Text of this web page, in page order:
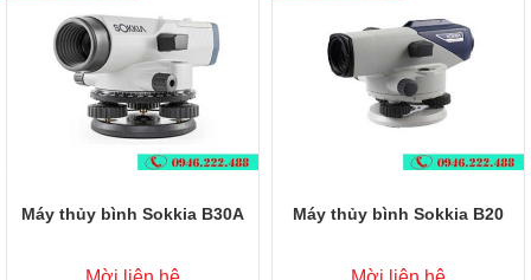
Máy thủy bình Sokkia B30A Máy thủy bình Sokkia B20